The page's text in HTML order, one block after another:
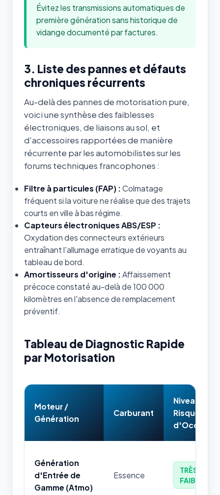
Évitez les transmissions automatiques de
première génération sans historique de
vidange documenté par factures.
3. Liste des pannes et défauts
chroniques récurrents
Au-delà des pannes de motorisation pure,
voici une synthèse des faiblesses
électroniques, de liaisons au sol, et
d'accessoires rapportées de manière
récurrente par les automobilistes sur les
forums techniques francophones :
Filtre à particules (FAP) :Colmatage
fréquent si la voiture ne réalise que des trajets
courts en ville à bas régime.
Capteurs électroniques ABS/ESP :
Oxydation des connecteurs extérieurs
entraînant l'allumage erratique de voyants au
tableau de bord.
Amortisseurs d'origine :Affaissement
précoce constaté au-delà de 100 000
kilomètres en l'absence de remplacement
préventif.
Tableau de Diagnostic Rapide
par Motorisation
Moteur /
Génération
Carburant
Niveau de
Risque
d'Occasion
Génération
d'Entrée de
Gamme (Atmo)
Essence
TRÈS
FAIBLE